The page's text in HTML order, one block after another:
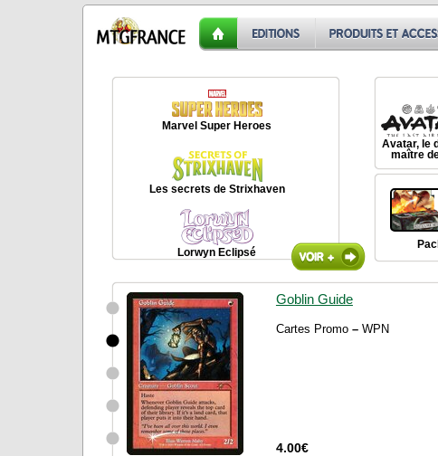
Marvel Super Heroes
Les secrets de Strixhaven
Lorwyn Eclipsé
Avatar, le
maître
Goblin Guide
Cartes Promo– WPN
4.00€